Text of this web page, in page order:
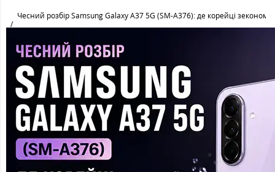
Чесний розбір Samsung Galaxy A37 5G (SM-A376): де корейці